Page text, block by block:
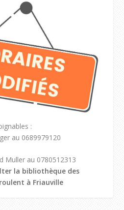
:
au 0689979120
Muller au 0780512313
la bibliothèque des
à Friauville